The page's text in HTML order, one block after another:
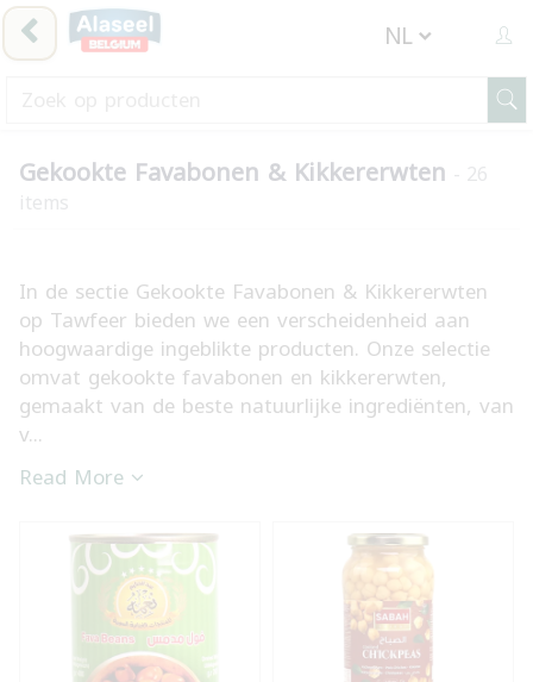
Gekookte Favabonen & Kikkererwten - 26
items
In de sectie Gekookte Favabonen & Kikkererwten
op Tawfeer bieden we een verscheidenheid aan
hoogwaardige ingeblikte producten. Onze selectie
omvat gekookte favabonen en kikkererwten,
gemaakt van de beste natuurlijke ingrediënten, van
v...
Read More